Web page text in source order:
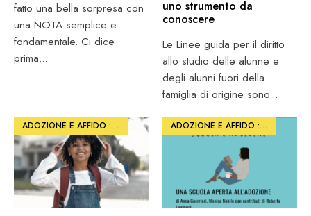
fatto una bella sorpresa con
una NOTA semplice e
fondamentale. Ci dice
prima...
uno strumento da
conoscere
Le Linee guida per il diritto
allo studio delle alunne e
degli alunni fuori della
famiglia di origine sono...
ADOZIONE E AFFIDO • ARTICOLI SCUOLA E FORMAZIONE
ADOZIONE E AFFIDO • PHOTO